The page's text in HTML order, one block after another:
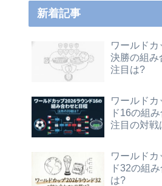
新着記事
ワールド
決勝の組み
注目は?
ワールド
ド16の組
注目の対戦
ワールド
ド32の組
は?